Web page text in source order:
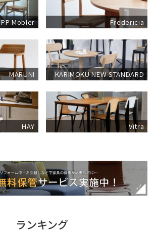
PP Mobler Fredericia
MARUNI KARIMOKU NEW STANDARD
HAY Vitra
ランキング